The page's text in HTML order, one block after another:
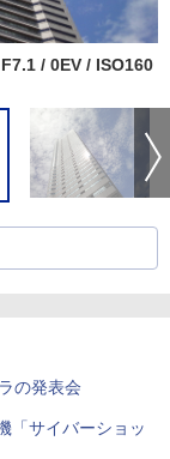
/ 0EV / ISO160
の発表会
「サイバーショッ